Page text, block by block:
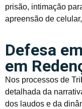
prisão, intimação
apreensão de
Defesa
em
Nos processos de
detalhada da
dos laudos e da